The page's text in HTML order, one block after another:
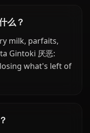
么？
milk, parfaits,
Gintoki 厌恶:
what's left of